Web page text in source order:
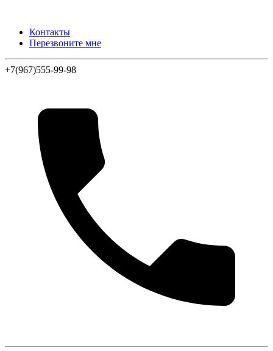
Контакты
Перезвоните мне
+7(967)555-99-98